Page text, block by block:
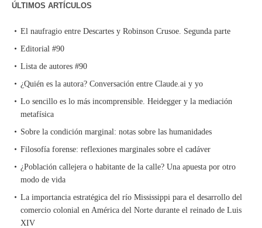
ÚLTIMOS ARTÍCULOS
El naufragio entre Descartes y Robinson Crusoe. Segunda parte
Editorial #90
Lista de autores #90
¿Quién es la autora? Conversación entre Claude.ai y yo
Lo sencillo es lo más incomprensible. Heidegger y la mediación
metafísica
Sobre la condición marginal: notas sobre las humanidades
Filosofía forense: reflexiones marginales sobre el cadáver
¿Población callejera o habitante de la calle? Una apuesta por otro
modo de vida
La importancia estratégica del río Mississippi para el desarrollo del
comercio colonial en América del Norte durante el reinado de Luis
XIV